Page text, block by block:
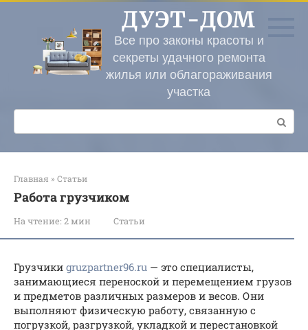
Перейти
контенту
ДУЭТ-ДОМ
Все про законы красоты и
секреты удачного ремонта
жилья или облагораживания
участка
Поиск:
Главная » Статьи
Работа грузчиком
На чтение: 2 мин Статьи
Грузчики gruzpartner96.ru — это специалисты,
занимающиеся переноской и перемещением грузов
и предметов различных размеров и весов. Они
выполняют физическую работу, связанную с
погрузкой, разгрузкой, укладкой и перестановкой